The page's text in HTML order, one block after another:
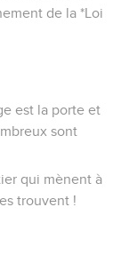
de la *Loi
est la porte et
sont
qui mènent à
trouvent !